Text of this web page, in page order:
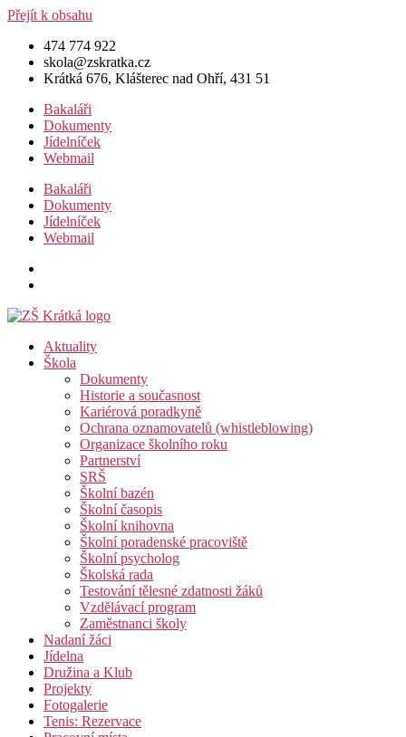
Přejít k obsahu
474 774 922
skola@zskratka.cz
Krátká 676, Klášterec nad Ohří, 431 51
Bakaláři
Dokumenty
Jídelníček
Webmail
Bakaláři
Dokumenty
Jídelníček
Webmail
Aktuality
Škola
Dokumenty
Historie a současnost
Kariérová poradkyně
Ochrana oznamovatelů (whistleblowing)
Organizace školního roku
Partnerství
SRŠ
Školní bazén
Školní časopis
Školní knihovna
Školní poradenské pracoviště
Školní psycholog
Školská rada
Testování tělesné zdatnosti žáků
Vzdělávací program
Zaměstnanci školy
Nadaní žáci
Jídelna
Družina a Klub
Projekty
Fotogalerie
Tenis: Rezervace